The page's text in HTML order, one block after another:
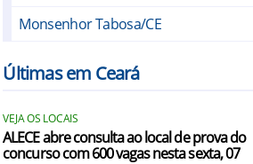
Monsenhor Tabosa/CE
Últimas em Ceará
VEJA OS LOCAIS
ALECE abre consulta ao local de prova do
concurso com 600 vagas nesta sexta, 07